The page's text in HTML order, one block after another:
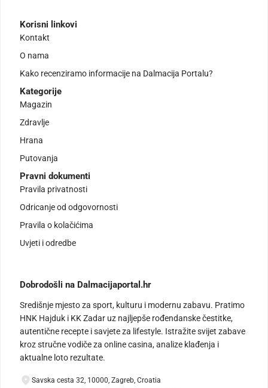
Korisni linkovi
Kontakt
O nama
Kako recenziramo informacije na Dalmacija Portalu?
Kategorije
Magazin
Zdravlje
Hrana
Putovanja
Pravni dokumenti
Pravila privatnosti
Odricanje od odgovornosti
Pravila o kolačićima
Uvjeti i odredbe
Dobrodošli na Dalmacijaportal.hr
Središnje mjesto za sport, kulturu i modernu zabavu. Pratimo
HNK Hajduk i KK Zadar uz najljepše rođendanske čestitke,
autentične recepte i savjete za lifestyle. Istražite svijet zabave
kroz stručne vodiče za online casina, analize klađenja i
aktualne loto rezultate.
Savska cesta 32, 10000, Zagreb, Croatia